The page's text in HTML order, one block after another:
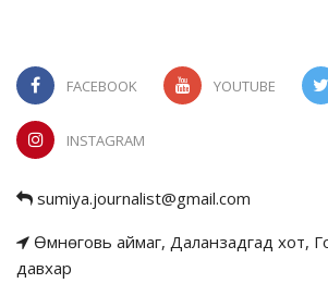
FACEBOOK YOUTUBE
INSTAGRAM
sumiya.journalist@gmail.com
Өмнөговь аймаг, Даланзадгад хот,
давхар